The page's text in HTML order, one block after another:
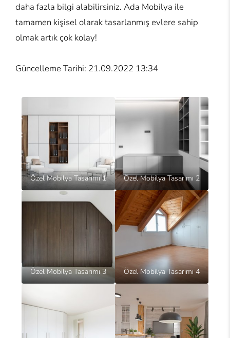
daha fazla bilgi alabilirsiniz. Ada Mobilya ile
tamamen kişisel olarak tasarlanmış evlere sahip
olmak artık çok kolay!
Güncelleme Tarihi: 21.09.2022 13:34
Özel Mobilya Tasarımı 1 Özel Mobilya Tasarımı 2
Özel Mobilya Tasarımı 3 Özel Mobilya Tasarımı 4